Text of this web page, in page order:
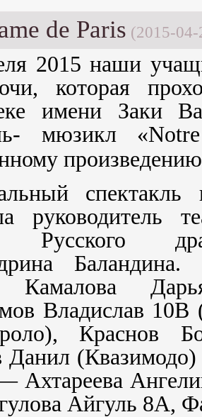
de Paris (2015-
2015 наши
которая
имени Заки
мюзикл «Notre
спектакль
руководитель
Русского
Баландина.
Камалова
Владислав
Краснов
(Квазимодо)
Ахтареева
Айгуль 8А,